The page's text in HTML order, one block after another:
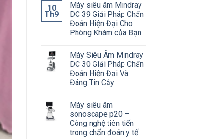
10
Th9
Máy siêu âm Mindray
DC 39 Giải Pháp Chẩn
Đoán Hiện Đại Cho
Phòng Khám của Bạn
Máy Siêu Âm Mindray
DC 30 Giải Pháp Chẩn
Đoán Hiện Đại Và
Đáng Tin Cậy
Máy siêu âm
sonoscape p20 –
Công nghệ tiên tiến
trong chẩn đoán y tế